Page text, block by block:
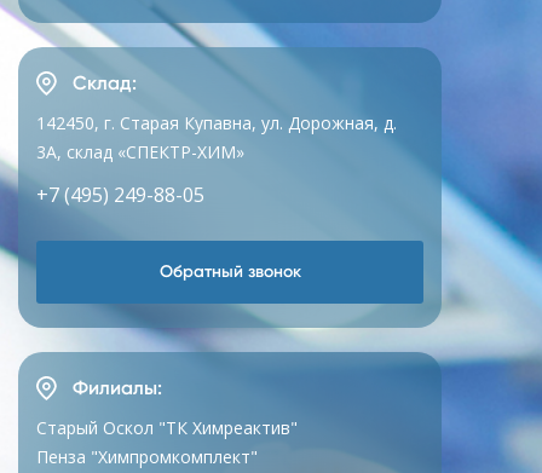
Склад:
142450, г. Старая Купавна, ул. Дорожная, д.
3А, склад «СПЕКТР-ХИМ»
+7 (495) 249-88-05
Обратный звонок
Филиалы:
Старый Оскол "ТК Химреактив"
Пенза "Химпромкомплект"